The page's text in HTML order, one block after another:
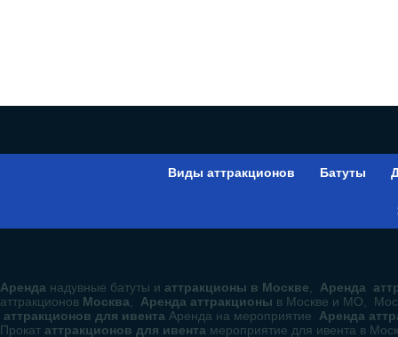
Виды аттракционов Батуты
Аренда надувные батуты и аттракционы в Москве Аренда
аттракционов Москва Аренда аттракционы в Москве и МО,
аттракционов для ивента Аренда на мероприятие Аренда
Прокат аттракционов для ивента мероприятие для ивента в